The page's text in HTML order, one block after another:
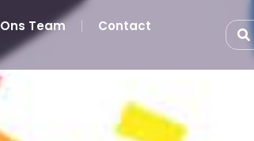
Ons Team Contact